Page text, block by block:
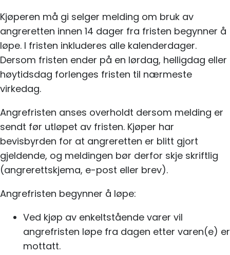
Kjøperen må gi selger melding om bruk av
angreretten innen 14 dager fra fristen begynner å
løpe. I fristen inkluderes alle kalenderdager.
Dersom fristen ender på en lørdag, helligdag eller
høytidsdag forlenges fristen til nærmeste
virkedag.
Angrefristen anses overholdt dersom melding er
sendt før utløpet av fristen. Kjøper har
bevisbyrden for at angreretten er blitt gjort
gjeldende, og meldingen bør derfor skje skriftlig
(angrerettskjema, e-post eller brev).
Angrefristen begynner å løpe:
Ved kjøp av enkeltstående varer vil
angrefristen løpe fra dagen etter varen(e) er
mottatt.